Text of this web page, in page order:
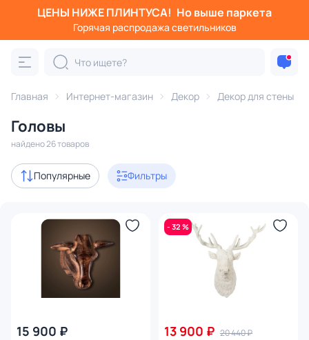
ЦЕНЫ НИЖЕ ПЛИНТУСА! Но выше паркета
Горячая распродажа светильников
Главная Интернет-магазин Декор Декор для стены
Головы
найдено 26 товаров
Популярные Фильтры
15 900 ₽
- 32 %
13 900 ₽ 20 440 ₽
Фильтры
Категория: Декор для стены
настенные фигурки головы подвески таблички
Акции 1
В наличии 22
Бренд